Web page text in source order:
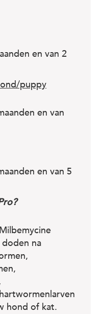
en van 2
puppy
en van
en van 5
na
hond of kat.